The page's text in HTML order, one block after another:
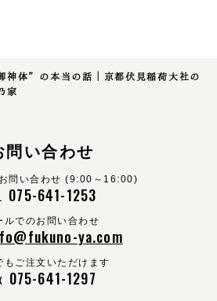
神体”の本当の話｜京都伏見稲荷大社の
家
問い合わせ
問い合わせ (9:00～16:00)
075-641-1253
ルでのお問い合わせ
ya.com
もご注文いただけます
075-641-1297